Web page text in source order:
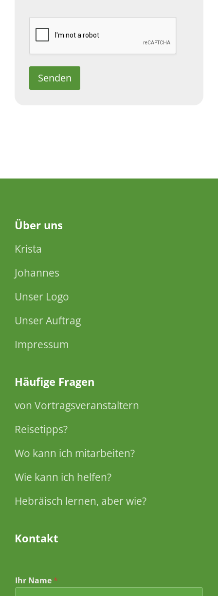
Senden
Über uns
Krista
Johannes
Unser Logo
Unser Auftrag
Impressum
Häufige Fragen
von Vortragsveranstaltern
Reisetipps?
Wo kann ich mitarbeiten?
Wie kann ich helfen?
Hebräisch lernen, aber wie?
Kontakt
N
a
Ihr Name *